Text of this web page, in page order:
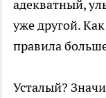
адекватный,
уже другой.
правила
Усталый?